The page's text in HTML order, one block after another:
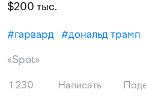
$200 тыс.
#гарвард #дональд трамп
«Spot»
1 230 Написать